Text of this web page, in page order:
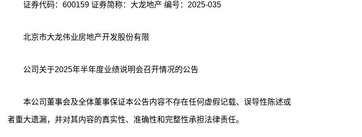
证券代码：600159 证券简称：大龙地产 编号：2025-035
北京市大龙伟业房地产开发股份有限
公司关于2025年半年度业绩说明会召开情况的公告
本公司董事会及全体董事保证本公告内容不存在任何虚假记载、误导性陈述或
者重大遗漏，并对其内容的真实性、准确性和完整性承担法律责任。